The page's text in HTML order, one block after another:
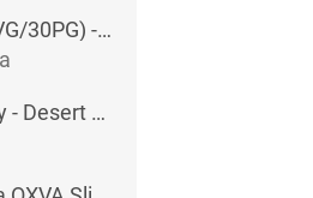
Dripper Booster (70VG/30PG) - Imperia - 5x10 ml - 15 mg
hvězdiček.
E-Liquid Dekang Fifty - Desert Ship - 10 ml
hvězdiček.